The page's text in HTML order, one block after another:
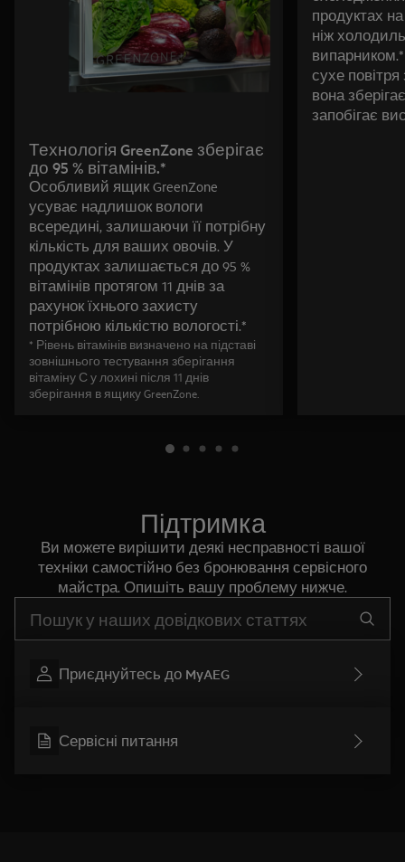
Технологія GreenZone зберігає
до 95 % вітамінів.*
Особливий ящик GreenZone
усуває надлишок вологи
всередині, залишаючи її потрібну
кількість для ваших овочів. У
продуктах залишається до 95 %
вітамінів протягом 11 днів за
рахунок їхнього захисту
потрібною кількістю вологості.*
* Рівень вітамінів визначено на підставі
зовнішнього тестування зберігання
вітаміну С у лохині після 11 днів
зберігання в ящику GreenZone.
продуктах
ніж
сухе
вона
запобігає
Підтримка
Ви можете вирішити деякі несправності вашої
техніки самостійно без бронювання сервісного
майстра. Опишіть вашу проблему нижче.
Приєднуйтесь до MyAEG
Сервісні питання